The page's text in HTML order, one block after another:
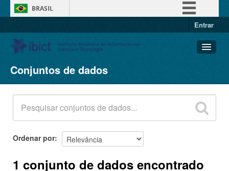
BRASIL
Entrar
Conjuntos de dados
Organizações
Grupos
Sobre
Conjuntos de dados
Ordenar por
1 conjunto de dados encontrado